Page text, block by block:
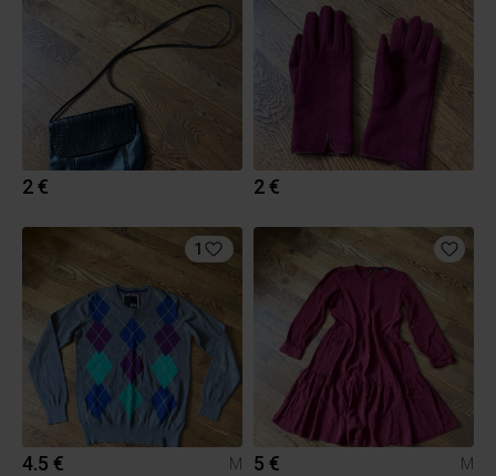
2 € 2 €
1
4.5 €
M
5 €
M